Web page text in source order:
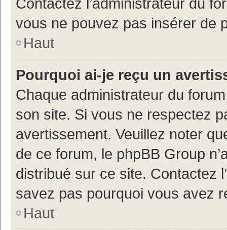
vous ne pouvez pas insérer de
Haut
Pourquoi ai-je reçu un
Chaque administrateur du
son site. Si vous ne respectez
avertissement. Veuillez noter
de ce forum, le phpBB Group
distribué sur ce site. Contactez
savez pas pourquoi vous avez
Haut